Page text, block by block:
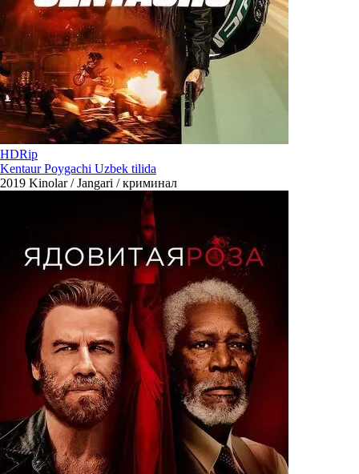
HDRip
Kentaur Poygachi Uzbek tilida
2019 Kinolar / Jangari / криминал